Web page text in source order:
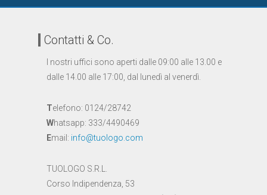
Contatti & Co.
I nostri uffici sono aperti dalle 09:00 alle 13.00 e
dalle 14.00 alle 17:00, dal lunedì al venerdì.
Telefono: 0124/28742
Whatsapp: 333/4490469
Email: info@tuologo.com
TUOLOGO S.R.L.
Corso Indipendenza, 53